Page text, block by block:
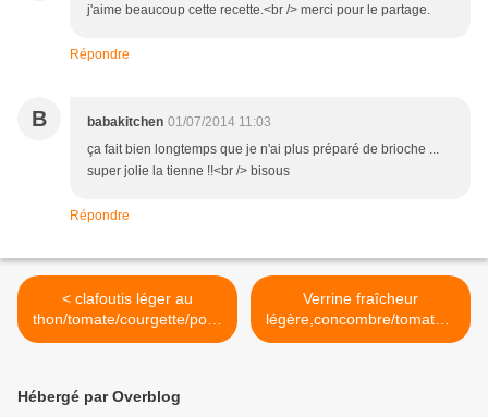
j'aime beaucoup cette recette.<br /> merci pour le partage.
Répondre
B babakitchen 01/07/2014 11:03
ça fait bien longtemps que je n'ai plus préparé de brioche ...
super jolie la tienne !!<br /> bisous
Répondre
< clafoutis léger au
thon/tomate/courgette/poivr
on
Verrine fraîcheur
légère,concombre/tomate/a
vocat/boursin >
Hébergé par Overblog